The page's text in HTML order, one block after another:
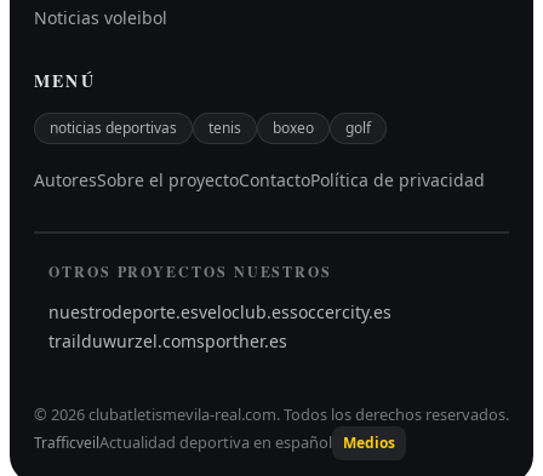
Noticias voleibol
MENÚ
noticias deportivas tenis boxeo golf
AutoresSobre el proyectoContactoPolítica de privacidad
OTROS PROYECTOS NUESTROS
nuestrodeporte.esveloclub.essoccercity.es
trailduwurzel.comsporther.es
© 2026clubatletismevila-real.com.Todos los derechos reservados.
TrafficveilActualidad deportiva en español Medios